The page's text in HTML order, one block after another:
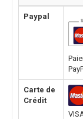
Paypal
Carte de
Crédit